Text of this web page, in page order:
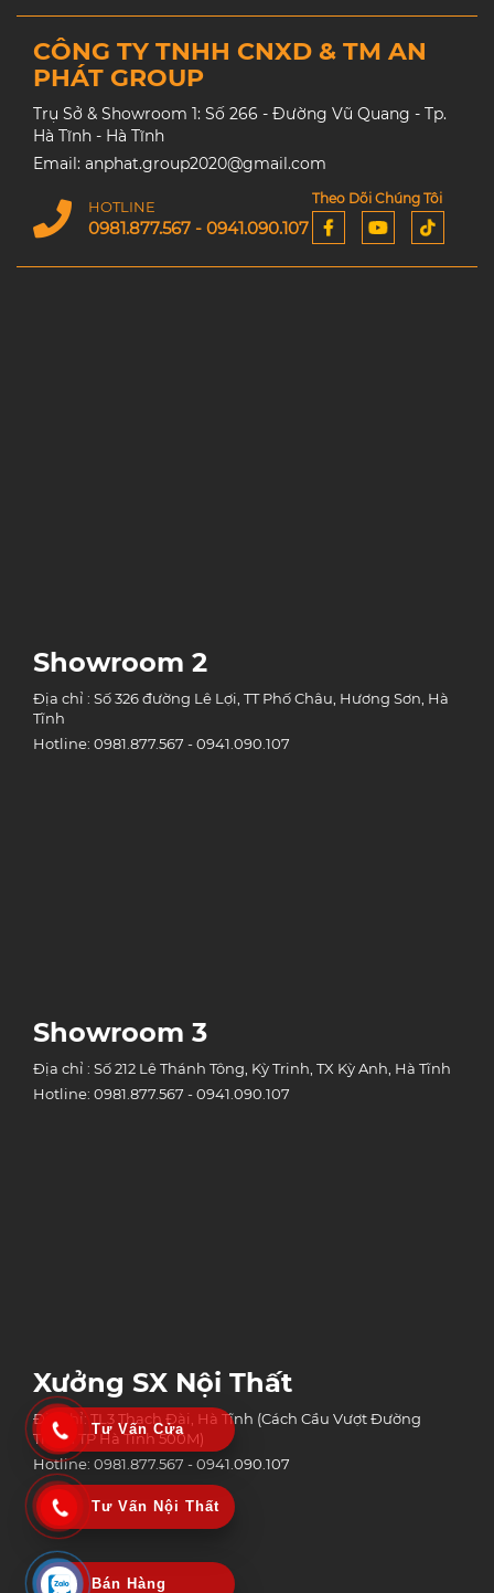
CÔNG TY TNHH CNXD & TM AN
PHÁT GROUP
Trụ Sở & Showroom 1: Số 266 - Đường Vũ Quang - Tp.
Hà Tĩnh - Hà Tĩnh
Email: anphat.group2020@gmail.com
HOTLINE
0981.877.567 - 0941.090.107
Theo Dõi Chúng Tôi
Showroom 2
Địa chỉ : Số 326 đường Lê Lợi, TT Phố Châu, Hương Sơn, Hà
Tĩnh
Hotline: 0981.877.567 - 0941.090.107
Showroom 3
Địa chỉ : Số 212 Lê Thánh Tông, Kỳ Trinh, TX Kỳ Anh, Hà Tĩnh
Hotline: 0981.877.567 - 0941.090.107
Xưởng SX Nội Thất
Địa chỉ: TL3 Thạch Đài, Hà Tĩnh (Cách Cầu Vượt Đường
Tránh TP Hà Tĩnh 500M)
Hotline: 0981.877.567 - 0941.090.107
Tư Vấn Cửa
Tư Vấn Nội Thất
Bán Hàng